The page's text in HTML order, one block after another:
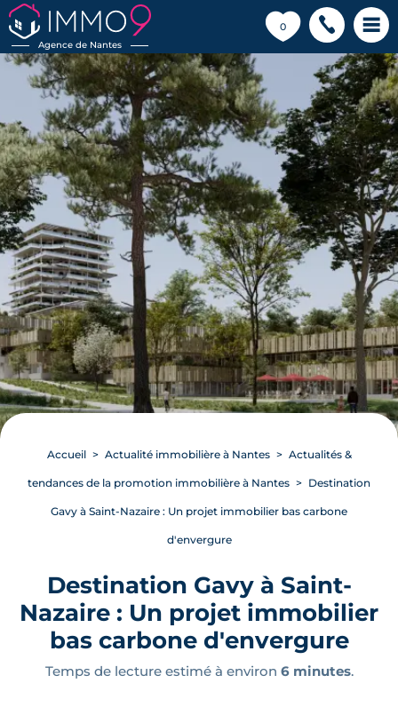
Agence de Nantes
0
💗
Accueil Actualité immobilière à Nantes Actualités &
tendances de la promotion immobilière à Nantes Destination
Gavy à Saint-Nazaire : Un projet immobilier bas carbone
d'envergure
Destination Gavy à Saint-
Nazaire : Un projet immobilier
bas carbone d'envergure
Temps de lecture estimé à environ 6 minutes.